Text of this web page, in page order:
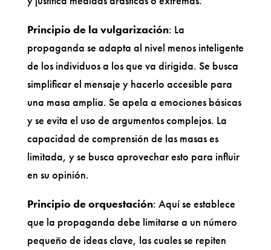
Principio de la vulgarización: La
propaganda se adapta al nivel menos inteligente
de los individuos a los que va dirigida. Se busca
simplificar el mensaje y hacerlo accesible para
una masa amplia. Se apela a emociones básicas
y se evita el uso de argumentos complejos. La
capacidad de comprensión de las masas es
limitada, y se busca aprovechar esto para influir
en su opinión.
Principio de orquestación: Aquí se establece
que la propaganda debe limitarse a un número
pequeño de ideas clave, las cuales se repiten